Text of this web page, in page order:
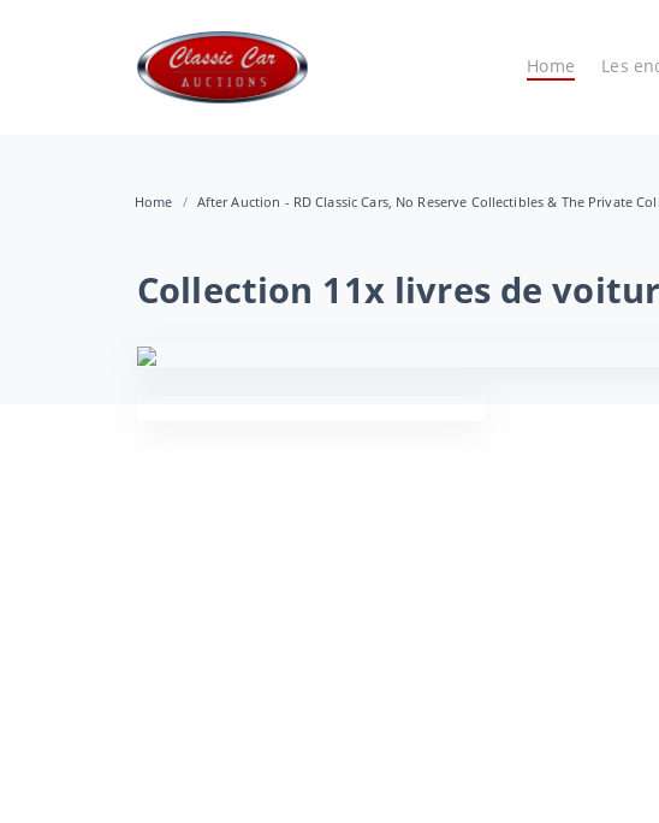
Home Les
Home After Auction - RD Classic Cars, No Reserve Collectibles & The Private
Collection 11x livres de